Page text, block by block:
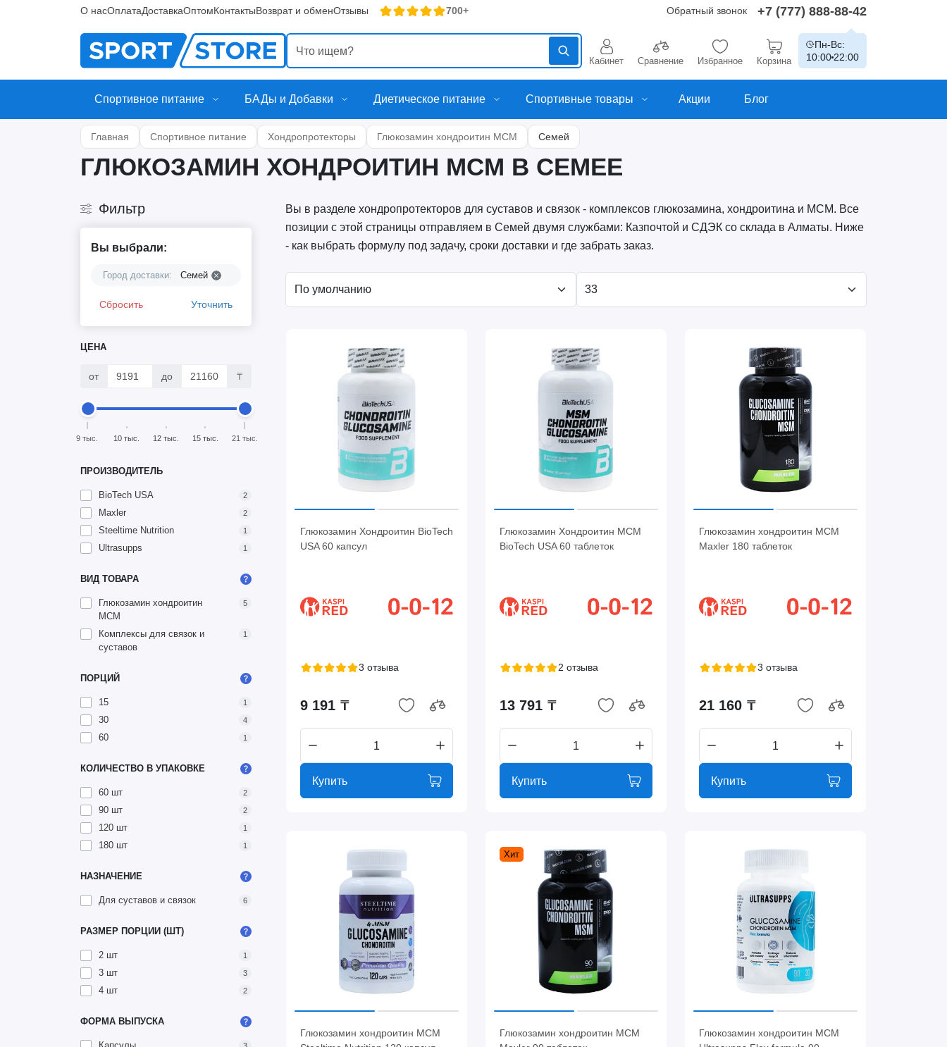
О насОплатаДоставкаОптомКонтактыВозврат и обменОтзывы 700+ Обратный звонок +7 (777) 888-88-42
Кабинет Сравнение Избранное Корзина
Пн-Вс:
10:00 22:00
Спортивное питание БАДы и Добавки Диетическое питание Спортивные товары Акции Блог
Главная Спортивное питание Хондропротекторы Глюкозамин хондроитин МСМ Семей
ГЛЮКОЗАМИН ХОНДРОИТИН МСМ В СЕМЕЕ
Фильтр
Вы выбрали:
Город доставки: Семей
Сбросить Уточнить
ЦЕНА
от до ₸
9 тыс. 10 тыс. 12 тыс. 15 тыс. 21 тыс.
ПРОИЗВОДИТЕЛЬ
BioTech USA 2
Maxler 2
Steeltime Nutrition 1
Ultrasupps 1
ВИД ТОВАРА
Глюкозамин хондроитин
МСМ
5
Комплексы для связок и
суставов
1
ПОРЦИЙ
15 1
30 4
60 1
КОЛИЧЕСТВО В УПАКОВКЕ
60 шт 2
90 шт 2
120 шт 1
180 шт 1
НАЗНАЧЕНИЕ
Для суставов и связок 6
РАЗМЕР ПОРЦИИ (ШТ)
2 шт 1
3 шт 3
4 шт 2
ФОРМА ВЫПУСКА
Вы в разделе хондропротекторов для суставов и связок - комплексов глюкозамина, хондроитина и МСМ. Все
позиции с этой страницы отправляем в Семей двумя службами: Казпочтой и СДЭК со склада в Алматы. Ниже
- как выбрать формулу под задачу, сроки доставки и где забрать заказ.
Глюкозамин Хондроитин BioTech
USA 60 капсул
3 отзыва
9 191 ₸
Купить
Глюкозамин Хондроитин МСМ
BioTech USA 60 таблеток
2 отзыва
13 791 ₸
Купить
Глюкозамин хондроитин МСМ
Maxler 180 таблеток
3 отзыва
21 160 ₸
Купить
Глюкозамин хондроитин МСМ
Хит
Глюкозамин хондроитин МСМ
Глюкозамин хондроитин МСМ